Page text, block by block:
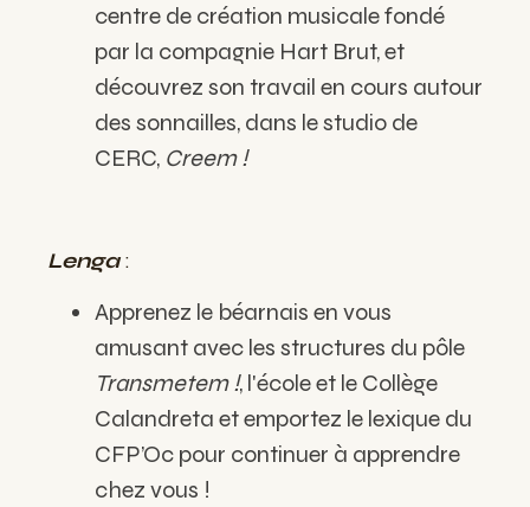
centre de création musicale fondé
par la compagnie Hart Brut, et
découvrez son travail en cours autour
des sonnailles, dans le studio de
CERC, Creem !
Lenga:
Apprenez le béarnais en vous
amusant avec les structures du pôle
Transmetem !, l'école et le Collège
Calandreta et emportez le lexique du
CFP’Oc pour continuer à apprendre
chez vous !